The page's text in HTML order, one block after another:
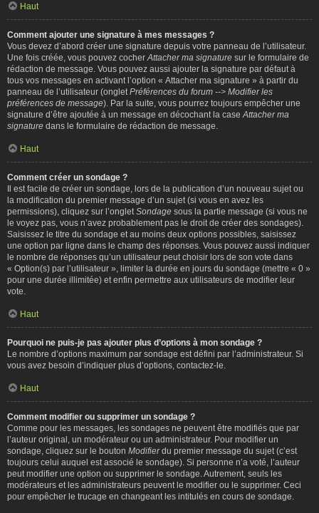
Haut
Comment ajouter une signature à mes messages ?
Vous devez d’abord créer une signature depuis votre panneau de l’utilisateur.
Une fois créée, vous pouvez cocher Attacher ma signature sur le formulaire de
rédaction de message. Vous pouvez aussi ajouter la signature par défaut à
tous vos messages en activant l’option « Attacher ma signature » à partir du
panneau de l’utilisateur (onglet Préférences du forum --> Modifier les
préférences de message). Par la suite, vous pourrez toujours empêcher une
signature d’être ajoutée à un message en décochant la case Attacher ma
signature dans le formulaire de rédaction de message.
Haut
Comment créer un sondage ?
Il est facile de créer un sondage, lors de la publication d’un nouveau sujet ou
la modification du premier message d’un sujet (si vous en avez les
permissions), cliquez sur l’onglet Sondage sous la partie message (si vous ne
le voyez pas, vous n’avez probablement pas le droit de créer des sondages).
Saisissez le titre du sondage et au moins deux options possibles, saisissez
une option par ligne dans le champ des réponses. Vous pouvez aussi indiquer
le nombre de réponses qu’un utilisateur peut choisir lors de son vote dans
« Option(s) par l’utilisateur », limiter la durée en jours du sondage (mettre « 0 »
pour une durée illimitée) et enfin permettre aux utilisateurs de modifier leur
vote.
Haut
Pourquoi ne puis-je pas ajouter plus d’options à mon sondage ?
Le nombre d’options maximum par sondage est défini par l’administrateur. Si
vous avez besoin d’indiquer plus d’options, contactez-le.
Haut
Comment modifier ou supprimer un sondage ?
Comme pour les messages, les sondages ne peuvent être modifiés que par
l’auteur original, un modérateur ou un administrateur. Pour modifier un
sondage, cliquez sur le bouton Modifierdu premier message du sujet (c’est
toujours celui auquel est associé le sondage). Si personne n’a voté, l’auteur
peut modifier une option ou supprimer le sondage. Autrement, seuls les
modérateurs et les administrateurs peuvent le modifier ou le supprimer. Ceci
pour empêcher le trucage en changeant les intitulés en cours de sondage.